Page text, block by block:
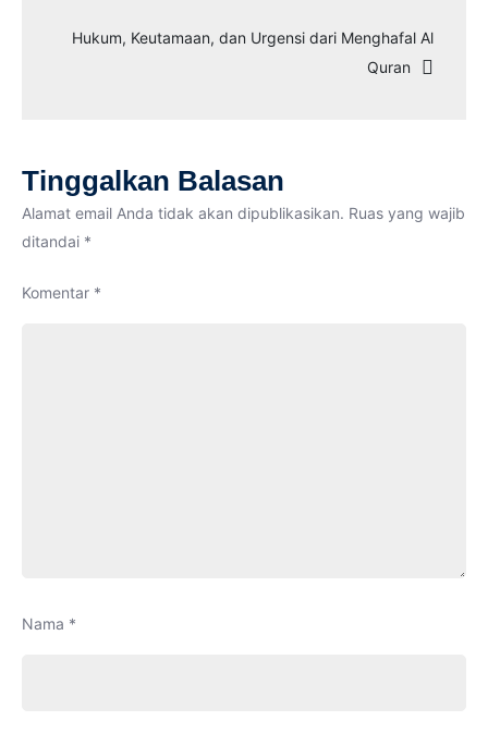
untuk
pos
Hukum, Keutamaan, dan Urgensi dari Menghafal Al
Quran
Tinggalkan Balasan
Alamat email Anda tidak akan dipublikasikan. Ruas yang wajib
ditandai *
Komentar *
Nama *